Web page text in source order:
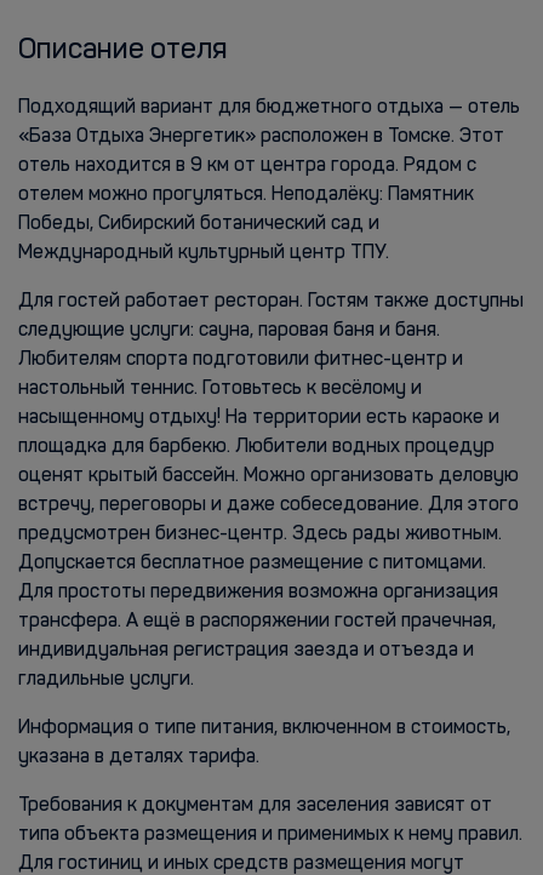
Описание отеля
Подходящий вариант для бюджетного отдыха — отель
«База Отдыха Энергетик» расположен в Томске. Этот
отель находится в 9 км от центра города. Рядом с
отелем можно прогуляться. Неподалёку: Памятник
Победы, Сибирский ботанический сад и
Международный культурный центр ТПУ.
Для гостей работает ресторан. Гостям также доступны
следующие услуги: сауна, паровая баня и баня.
Любителям спорта подготовили фитнес-центр и
настольный теннис. Готовьтесь к весёлому и
насыщенному отдыху! На территории есть караоке и
площадка для барбекю. Любители водных процедур
оценят крытый бассейн. Можно организовать деловую
встречу, переговоры и даже собеседование. Для этого
предусмотрен бизнес-центр. Здесь рады животным.
Допускается бесплатное размещение с питомцами.
Для простоты передвижения возможна организация
трансфера. А ещё в распоряжении гостей прачечная,
индивидуальная регистрация заезда и отъезда и
гладильные услуги.
Информация о типе питания, включенном в стоимость,
указана в деталях тарифа.
Требования к документам для заселения зависят от
типа объекта размещения и применимых к нему правил.
Для гостиниц и иных средств размещения могут